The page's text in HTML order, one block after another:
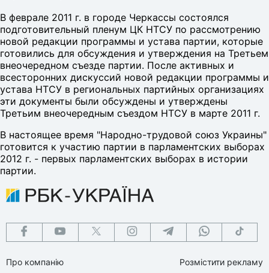
В феврале 2011 г. в городе Черкассы состоялся
подготовительный пленум ЦК НТСУ по рассмотрению
новой редакции программы и устава партии, которые
готовились для обсуждения и утверждения на Третьем
внеочередном съезде партии. После активных и
всесторонних дискуссий новой редакции программы и
устава НТСУ в региональных партийных организациях
эти документы были обсуждены и утверждены
Третьим внеочередным съездом НТСУ в марте 2011 г.
В настоящее время "Народно-трудовой союз Украины"
готовится к участию партии в парламентских выборах
2012 г. - первых парламентских выборах в истории
партии.
Про компанію
Розмістити рекламу